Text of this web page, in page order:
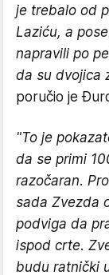
je trebalo od
Laziću, a
napravili po
da su dvojica
poručio je
"To je
da se primi
razočaran.
sada Zvezda
podviga da
ispod crte.
budu ratnički